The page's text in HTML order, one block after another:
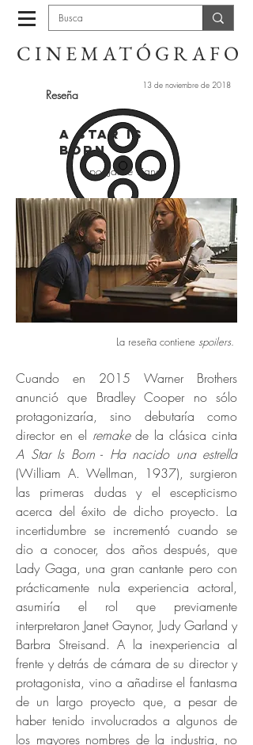
CINEMATÓGRAFO
Reseña
A star is
born
por Jaime Vigna
13 de noviembre de 2018
La reseña contiene spoilers.
Cuando en 2015 Warner Brothers
anunció que Bradley Cooper no sólo
protagonizaría, sino debutaría como
director en el remakede la clásica cinta
A Star Is Born- Ha nacido una estrella
(William A. Wellman, 1937), surgieron
las primeras dudas y el escepticismo
acerca del éxito de dicho proyecto. La
incertidumbre se incrementó cuando se
dio a conocer, dos años después, que
Lady Gaga, una gran cantante pero con
prácticamente nula experiencia actoral,
asumiría el rol que previamente
interpretaron Janet Gaynor, Judy Garland y
Barbra Streisand. A la inexperiencia al
frente y detrás de cámara de su director y
protagonista, vino a añadirse el fantasma
de un largo proyecto que, a pesar de
haber tenido involucrados a algunos de
los mayores nombres de la industria, no